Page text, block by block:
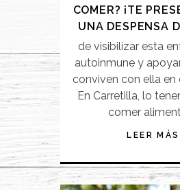
COMER? ¡TE
UNA DESPENSA
de visibilizar esta
autoinmune y
conviven con ella en
En Carretilla, lo
comer
LEER MÁS